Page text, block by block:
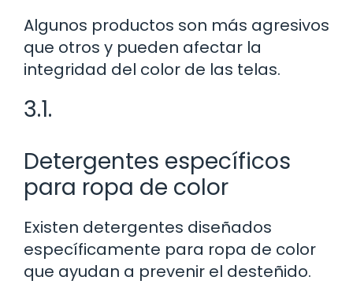
Algunos productos son más agresivos
que otros y pueden afectar la
integridad del color de las telas.
3.1.
Detergentes específicos
para ropa de color
Existen detergentes diseñados
específicamente para ropa de color
que ayudan a prevenir el desteñido.